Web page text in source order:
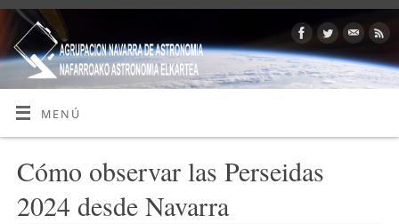
MENÚ
Cómo observar las Perseidas
2024 desde Navarra